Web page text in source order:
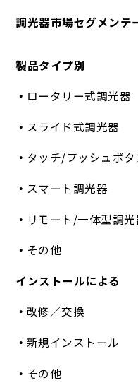
調光器市場セグメンテ
製品タイプ別
ロータリー式調光器
スライド式調光器
タッチ/プッシュボ
スマート調光器
リモート/一体型調
その他
インストールによる
改修／交換
新規インストール
その他